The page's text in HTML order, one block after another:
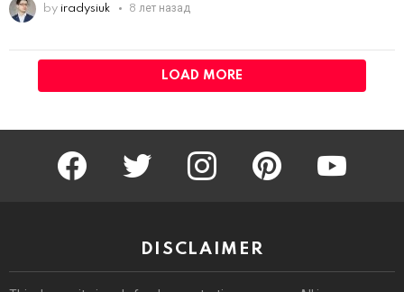
by iradysiuk 8 лет назад
LOAD MORE
facebook twitter instagram pinterest youtube
DISCLAIMER